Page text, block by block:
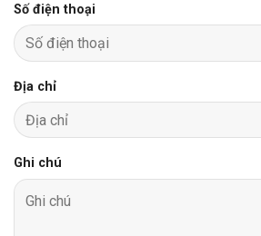
Số điện thoại
Địa chỉ
Ghi chú